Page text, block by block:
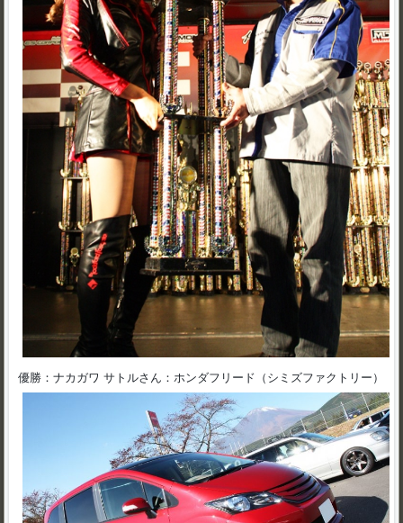
優勝：ナカガワ サトルさん：ホンダフリード（シミズファクトリー）